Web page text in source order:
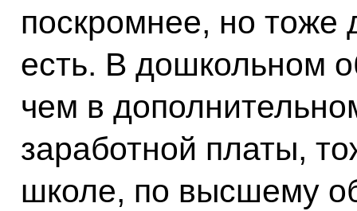
поскромнее, но тоже
есть. В дошкольном
чем в
заработной платы,
школе, по высшему